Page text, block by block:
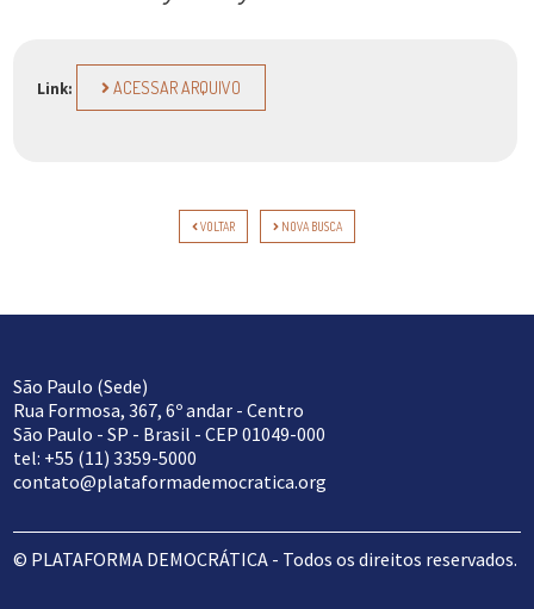
Link: ACESSAR ARQUIVO
VOLTAR NOVA BUSCA
São Paulo (Sede)
Rua Formosa, 367, 6º andar - Centro
São Paulo - SP - Brasil - CEP 01049-000
tel: +55 (11) 3359-5000
contato@plataformademocratica.org
© PLATAFORMA DEMOCRÁTICA - Todos os direitos reservados.